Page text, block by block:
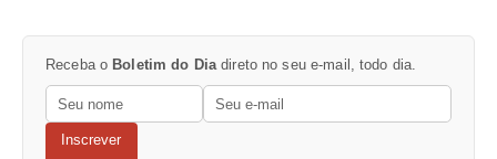
Receba o Boletim do Dia direto no seu e-mail, todo dia.
Inscrever